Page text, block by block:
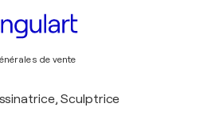
de vente
Sculptrice